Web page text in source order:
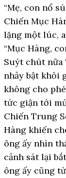
“Mẹ, con nổ
Chiến Mục
lặng một lúc,
“Mục Hàng,
Suýt chút nữa
nhảy bật khỏi
không cho
tức giận tới
Chiến Trung
Hàng khiến
ông ấy nhìn
cảnh sát lại
ông ấy cũng